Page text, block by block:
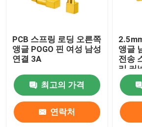
PCB 스프링 로딩 오른쪽
앵글 POGO 핀 여성 남성
연결 3A
최고의 가격
연락처
앵글
전송
리 커